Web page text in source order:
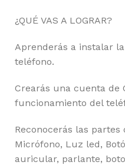
¿QUÉ VAS A LOGRAR?
Aprenderás a instalar
teléfono.
Crearás una cuenta de
funcionamiento del
Reconocerás las partes
Micrófono, Luz led,
auricular, parlante,